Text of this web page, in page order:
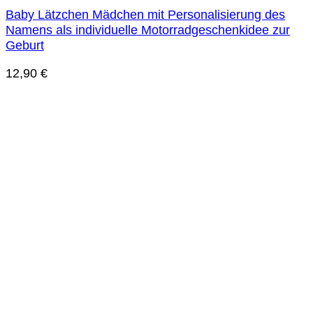
Baby Lätzchen Mädchen mit Personalisierung des
Namens als individuelle Motorradgeschenkidee zur
Geburt
12,90 €